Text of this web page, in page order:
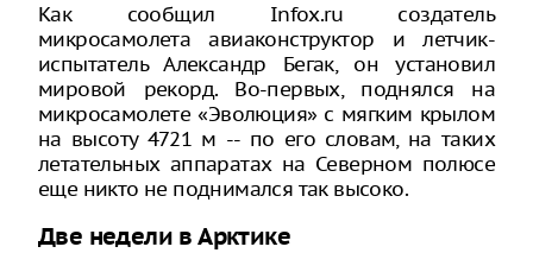
Как сообщил Infox.ru создатель
микросамолета авиаконструктор и летчик-
испытатель Александр Бегак, он установил
мировой рекорд. Во-первых, поднялся на
микросамолете «Эволюция» с мягким крылом
на высоту 4721 м -- по его словам, на таких
летательных аппаратах на Северном полюсе
еще никто не поднимался так высоко.
Две недели в Арктике